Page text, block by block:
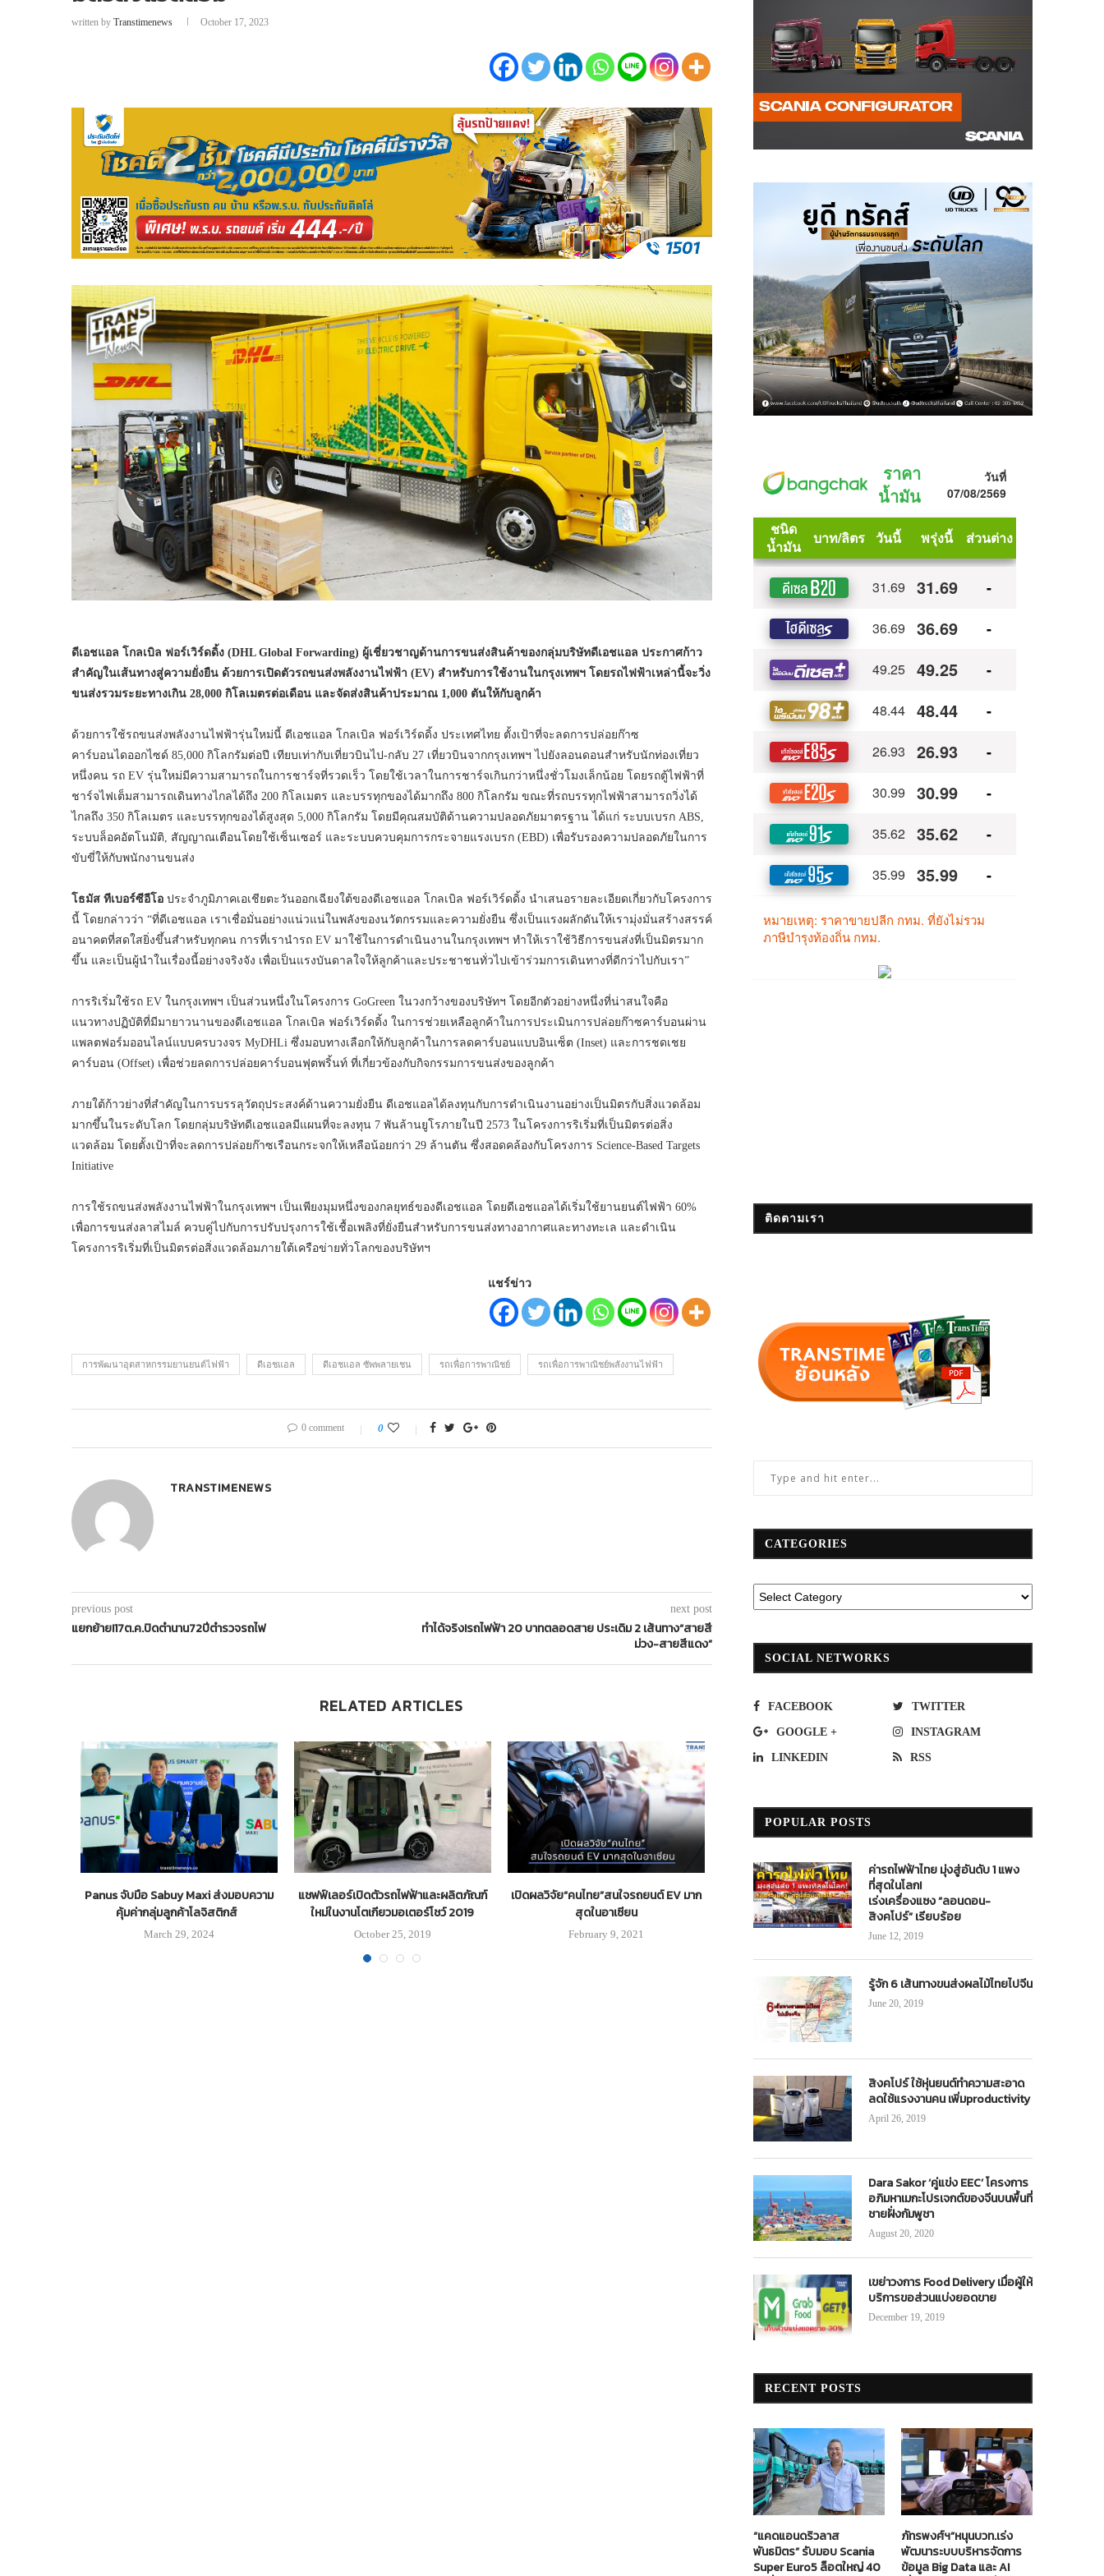
written by Transtimenews October 17, 2023
ดีเอชแอล โกลเบิล ฟอร์เวิร์ดดิ้ง (DHL Global Forwarding) ผู้เชี่ยวชาญด้านการขนส่งสินค้าของกลุ่มบริษัทดีเอชแอล ประกาศก้าว
สำคัญในเส้นทางสู่ความยั่งยืน ด้วยการเปิดตัวรถขนส่งพลังงานไฟฟ้า (EV) สำหรับการใช้งานในกรุงเทพฯ โดยรถไฟฟ้าเหล่านี้จะวิ่ง
ขนส่งรวมระยะทางเกิน 28,000 กิโลเมตรต่อเดือน และจัดส่งสินค้าประมาณ 1,000 ตันให้กับลูกค้า
ด้วยการใช้รถขนส่งพลังงานไฟฟ้ารุ่นใหม่นี้ ดีเอชแอล โกลเบิล ฟอร์เวิร์ดดิ้ง ประเทศไทย ตั้งเป้าที่จะลดการปล่อยก๊าซ
คาร์บอนไดออกไซด์ 85,000 กิโลกรัมต่อปี เทียบเท่ากับเที่ยวบินไป-กลับ 27 เที่ยวบินจากกรุงเทพฯ ไปยังลอนดอนสำหรับนักท่องเที่ยว
หนึ่งคน รถ EV รุ่นใหม่มีความสามารถในการชาร์จที่รวดเร็ว โดยใช้เวลาในการชาร์จเกินกว่าหนึ่งชั่วโมงเล็กน้อย โดยรถตู้ไฟฟ้าที่
ชาร์จไฟเต็มสามารถเดินทางไกลได้ถึง 200 กิโลเมตร และบรรทุกของได้มากถึง 800 กิโลกรัม ขณะที่รถบรรทุกไฟฟ้าสามารถวิ่งได้
ไกลถึง 350 กิโลเมตร และบรรทุกของได้สูงสุด 5,000 กิโลกรัม โดยมีคุณสมบัติด้านความปลอดภัยมาตรฐาน ได้แก่ ระบบเบรก ABS,
ระบบล็อคอัตโนมัติ, สัญญาณเตือนโดยใช้เซ็นเซอร์ และระบบควบคุมการกระจายแรงเบรก (EBD) เพื่อรับรองความปลอดภัยในการ
ขับขี่ให้กับพนักงานขนส่ง
โธมัส ทีเบอร์ซีอีโอ ประจำภูมิภาคเอเชียตะวันออกเฉียงใต้ของดีเอชแอล โกลเบิล ฟอร์เวิร์ดดิ้ง นำเสนอรายละเอียดเกี่ยวกับโครงการ
นี้ โดยกล่าวว่า “ที่ดีเอชแอล เราเชื่อมั่นอย่างแน่วแน่ในพลังของนวัตกรรมและความยั่งยืน ซึ่งเป็นแรงผลักดันให้เรามุ่งมั่นสร้างสรรค์
อนาคตที่สดใสยิ่งขึ้นสำหรับทุกคน การที่เรานำรถ EV มาใช้ในการดำเนินงานในกรุงเทพฯ ทำให้เราใช้วิธีการขนส่งที่เป็นมิตรมาก
ขึ้น และเป็นผู้นำในเรื่องนี้อย่างจริงจัง เพื่อเป็นแรงบันดาลใจให้ลูกค้าและประชาชนทั่วไปเข้าร่วมการเดินทางที่ดีกว่าไปกับเรา”
การริเริ่มใช้รถ EV ในกรุงเทพฯ เป็นส่วนหนึ่งในโครงการ GoGreen ในวงกว้างของบริษัทฯ โดยอีกตัวอย่างหนึ่งที่น่าสนใจคือ
แนวทางปฏิบัติที่มีมายาวนานของดีเอชแอล โกลเบิล ฟอร์เวิร์ดดิ้ง ในการช่วยเหลือลูกค้าในการประเมินการปล่อยก๊าซคาร์บอนผ่าน
แพลตฟอร์มออนไลน์แบบครบวงจร MyDHLi ซึ่งมอบทางเลือกให้กับลูกค้าในการลดคาร์บอนแบบอินเซ็ต (Inset) และการชดเชย
คาร์บอน (Offset) เพื่อช่วยลดการปล่อยคาร์บอนฟุตพริ้นท์ ที่เกี่ยวข้องกับกิจกรรมการขนส่งของลูกค้า
ภายใต้ก้าวย่างที่สำคัญในการบรรลุวัตถุประสงค์ด้านความยั่งยืน ดีเอชแอลได้ลงทุนกับการดำเนินงานอย่างเป็นมิตรกับสิ่งแวดล้อม
มากขึ้นในระดับโลก โดยกลุ่มบริษัทดีเอชแอลมีแผนที่จะลงทุน 7 พันล้านยูโรภายในปี 2573 ในโครงการริเริ่มที่เป็นมิตรต่อสิ่ง
แวดล้อม โดยตั้งเป้าที่จะลดการปล่อยก๊าซเรือนกระจกให้เหลือน้อยกว่า 29 ล้านตัน ซึ่งสอดคล้องกับโครงการ Science-Based Targets
Initiative
การใช้รถขนส่งพลังงานไฟฟ้าในกรุงเทพฯ เป็นเพียงมุมหนึ่งของกลยุทธ์ของดีเอชแอล โดยดีเอชแอลได้เริ่มใช้ยานยนต์ไฟฟ้า 60%
เพื่อการขนส่งลาสไมล์ ควบคู่ไปกับการปรับปรุงการใช้เชื้อเพลิงที่ยั่งยืนสำหรับการขนส่งทางอากาศและทางทะเล และดำเนิน
โครงการริเริ่มที่เป็นมิตรต่อสิ่งแวดล้อมภายใต้เครือข่ายทั่วโลกของบริษัทฯ
แชร์ข่าว
การพัฒนาอุตสาหกรรมยานยนต์ไฟฟ้า ดีเอชแอล ดีเอชแอล ซัพพลายเชน รถเพื่อการพาณิชย์ รถเพื่อการพาณิชย์พลังงานไฟฟ้า
0 comment 0
TRANSTIMENEWS
previous post
แยกย้าย!17ต.ค.ปิดตำนาน72ปีตำรวจรถไฟ
next post
ทำได้จริง!รถไฟฟ้า 20 บาทตลอดสาย ประเดิม 2 เส้นทาง“สายสี
ม่วง-สายสีแดง”
RELATED ARTICLES
Panus จับมือ Sabuy Maxi ส่งมอบความ
คุ้มค่ากลุ่มลูกค้าโลจิสติกส์
March 29, 2024
แชฟฟ์เลอร์เปิดตัวรถไฟฟ้าและผลิตภัณฑ์
ใหม่ในงานโตเกียวมอเตอร์โชว์ 2019
October 25, 2019
เปิดผลวิจัย“คนไทย”สนใจรถยนต์ EV มาก
สุดในอาเซียน
February 9, 2021
บริดจสโตน นำร่องใช้รถมินิบัสไฟฟ้า
บริการรับ-ส่งพนักงานในนิคมอมตะซิตี้
ชลบุรี เดินหน้าสู่เป้าหมายสร้างสังคมที่
สถานีน้ำมันแฟลกชิพรูปแบบใหม่
ติดตามเรา
CATEGORIES
SOCIAL NETWORKS
FACEBOOK TWITTER
GOOGLE + INSTAGRAM
LINKEDIN RSS
POPULAR POSTS
ค่ารถไฟฟ้าไทย มุ่งสู่อันดับ 1 แพง
ที่สุดในโลก!
เร่งเครื่องแซง “ลอนดอน-
สิงคโปร์” เรียบร้อย
June 12, 2019
รู้จัก 6 เส้นทางขนส่งผลไม้ไทยไปจีน
June 20, 2019
สิงคโปร์ ใช้หุ่นยนต์ทำความสะอาด
ลดใช้แรงงานคน เพิ่มproductivity
April 26, 2019
Dara Sakor ‘คู่แข่ง EEC’ โครงการ
อภิมหาเมกะโปรเจกต์ของจีนบนพื้นที่
ชายฝั่งกัมพูชา
August 20, 2020
เขย่าวงการ Food Delivery เมื่อผู้ให้
บริการขอส่วนแบ่งยอดขาย
December 19, 2019
RECENT POSTS
“แคดแอนดริวลาส
พันธมิตร” รับมอบ Scania
Super Euro5 ล็อตใหญ่ 40
ภัทรพงศ์ฯ”หนุนบวท.เร่ง
พัฒนาระบบบริหารจัดการ
ข้อมูล Big Data และ AI